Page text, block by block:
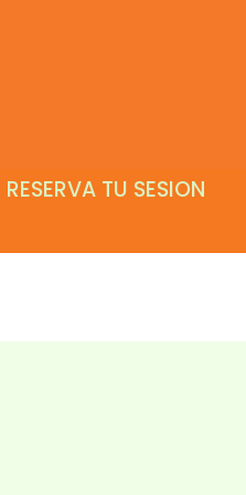
RESERVA TU SESION